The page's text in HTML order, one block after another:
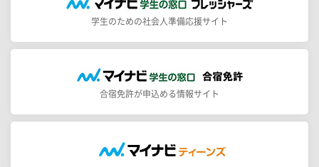
学生のための社会人準備応援サイト
合宿免許が申込める情報サイト